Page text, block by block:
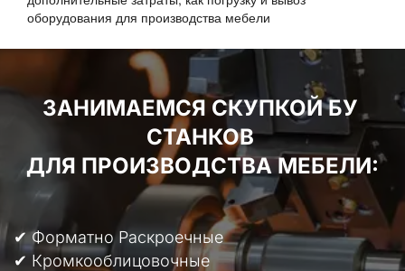
оборудования для производства мебели
ЗАНИМАЕМСЯ СКУПКОЙ БУ
СТАНКОВ
ДЛЯ ПРОИЗВОДСТВА МЕБЕЛИ:
✔ Форматно Раскроечные
✔ Кромкооблицовочные